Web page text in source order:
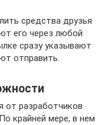
средства друзья
его через любой
сразу указывают
отправить.
от разработчиков
крайней мере, в нем